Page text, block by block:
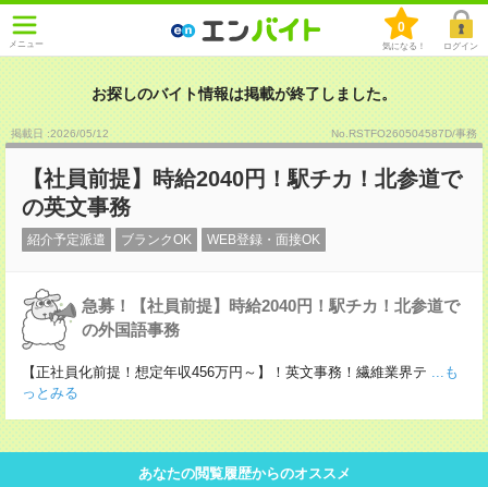
メニュー
0
気になる！ ログイン
お探しのバイト情報は掲載が終了しました。
掲載日 :2026/05/12 No.RSTFO260504587D/事務
【社員前提】時給2040円！駅チカ！北参道で
の英文事務
紹介予定派遣 ブランクOK WEB登録・面接OK
急募！【社員前提】時給2040円！駅チカ！北参道で
の外国語事務
【正社員化前提！想定年収456万円～】！英文事務！繊維業界テ ...も
っとみる
あなたの閲覧履歴からのオススメ